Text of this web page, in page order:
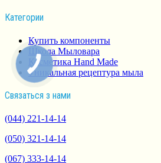
Категории
Купить компоненты
Школа Мыловара
Косметика Hand Made
Уникальная рецептура мыла
Связаться з нами
(044) 221-14-14
(050) 321-14-14
(067) 333-14-14